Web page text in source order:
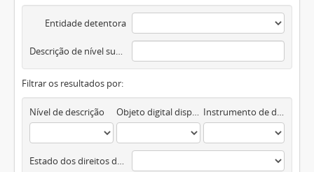
Entidade detentora
Descrição de nível superior
Filtrar os resultados por:
Nível de descrição Objeto digital disponível Instrumento de descrição documental
Estado dos direitos de autor